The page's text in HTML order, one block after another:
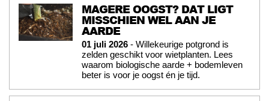
MAGERE OOGST? DAT LIGT
MISSCHIEN WEL AAN JE
AARDE
01 juli 2026 - Willekeurige potgrond is
zelden geschikt voor wietplanten. Lees
waarom biologische aarde + bodemleven
beter is voor je oogst én je tijd.